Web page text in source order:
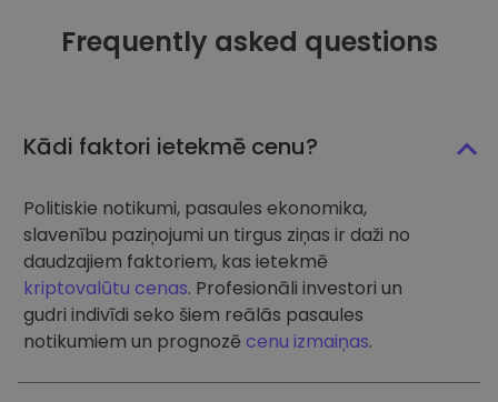
Frequently asked questions
Kādi faktori ietekmē cenu?
Politiskie notikumi, pasaules ekonomika,
slavenību paziņojumi un tirgus ziņas ir daži no
daudzajiem faktoriem, kas ietekmē
kriptovalūtu cenas. Profesionāli investori un
gudri indivīdi seko šiem reālās pasaules
notikumiem un prognozē cenu izmaiņas.